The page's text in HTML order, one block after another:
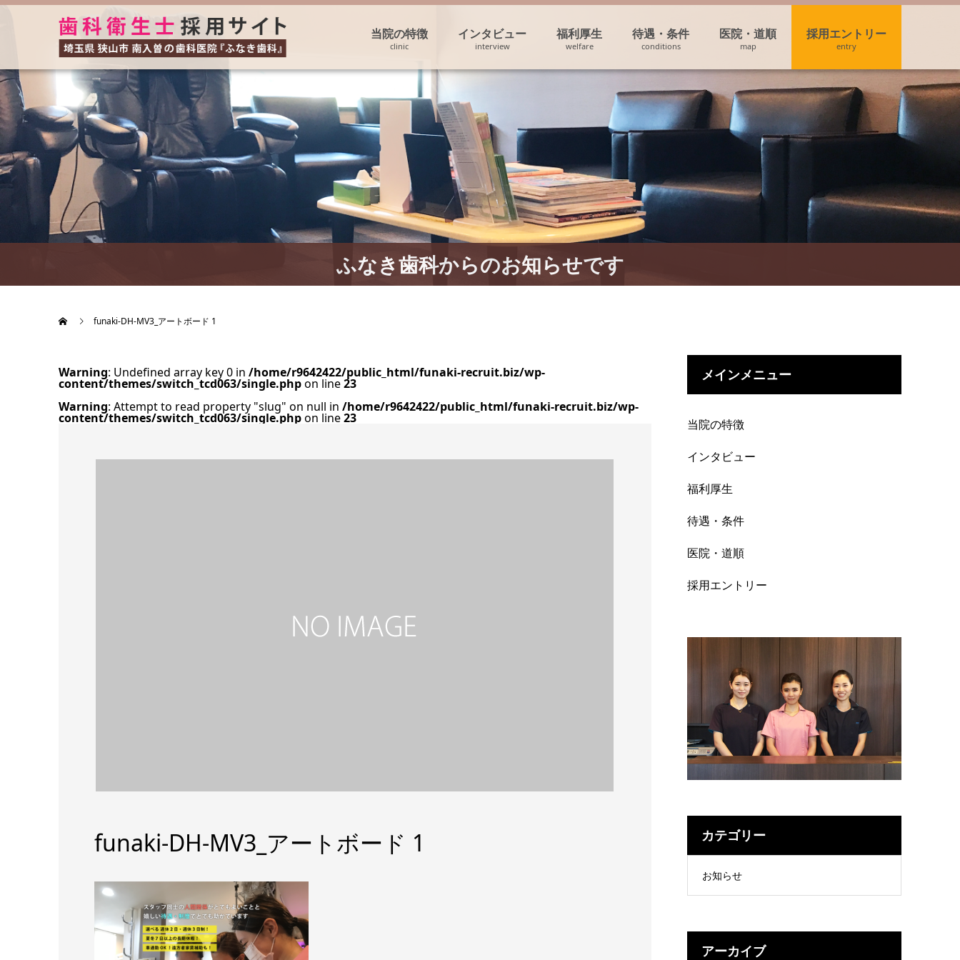
当院の特徴 インタビュー 福利厚生 待遇・条件 医院・道順 採用エントリー
ふなき歯科からのお知らせです
funaki-DH-MV3_アートボード 1
Warning: Undefined array key 0 in /home/r9642422/public_html/funaki-recruit.biz/wp-
content/themes/switch_tcd063/single.phpon line23
Warning: Attempt to read property "slug" on null in /home/r9642422/public_html/funaki-recruit.biz/wp-
content/themes/switch_tcd063/single.phpon line23
funaki-DH-MV3_アートボード 1
メインメニュー
当院の特徴
インタビュー
福利厚生
待遇・条件
医院・道順
採用エントリー
カテゴリー
お知らせ
アーカイブ